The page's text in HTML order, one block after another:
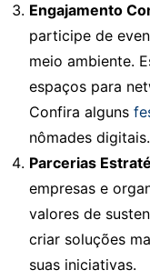
Engajamento
participe de
meio ambiente.
espaços para
Confira alguns
nômades digitais.
Parcerias
empresas e
valores de
criar soluções
suas iniciativas.